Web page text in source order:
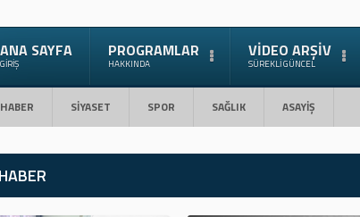
ANA SAYFA
GIRIŞ
PROGRAMLAR
HAKKINDA
VIDEO ARŞIV
SÜREKLI GÜNCEL
HABER SİYASET SPOR SAĞLIK ASAYİŞ
HABER